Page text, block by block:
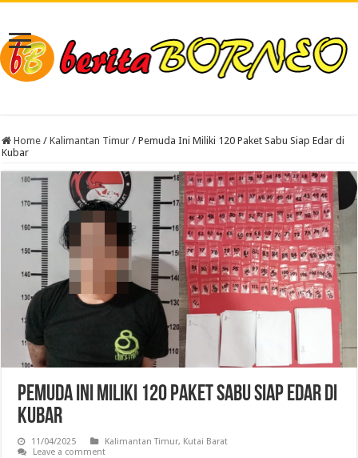
Home / Kalimantan Timur / Pemuda Ini Miliki 120 Paket Sabu Siap Edar di
Kubar
Pemuda Ini Miliki 120 Paket Sabu Siap Edar di
Kubar
11/04/2025 Kalimantan Timur, Kutai Barat
Leave a comment